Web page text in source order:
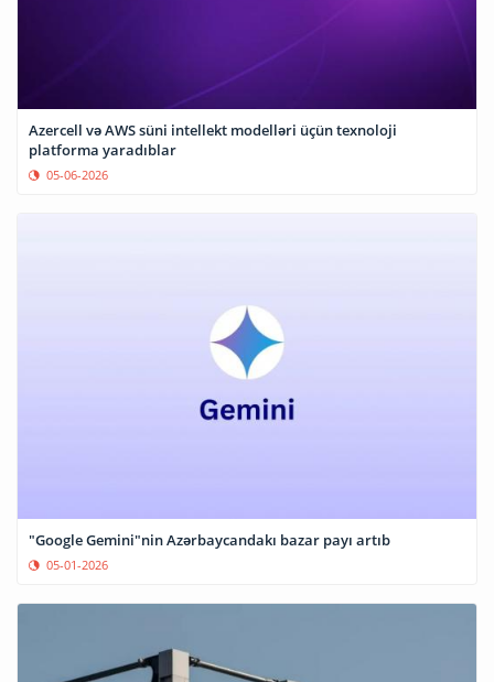
Azercell və AWS süni intellekt modelləri üçün texnoloji
platforma yaradıblar
05-06-2026
"Google Gemini"nin Azərbaycandakı bazar payı artıb
05-01-2026